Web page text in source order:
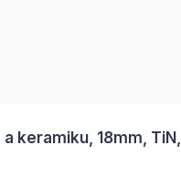
keramiku, 18mm, TiN,